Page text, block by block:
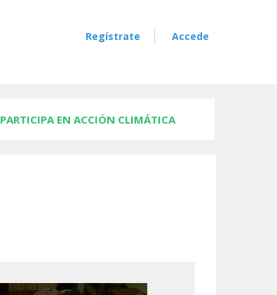
Regístrate Accede
PARTICIPA EN ACCIÓN CLIMÁTICA